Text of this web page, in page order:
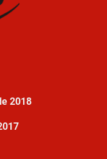
2018